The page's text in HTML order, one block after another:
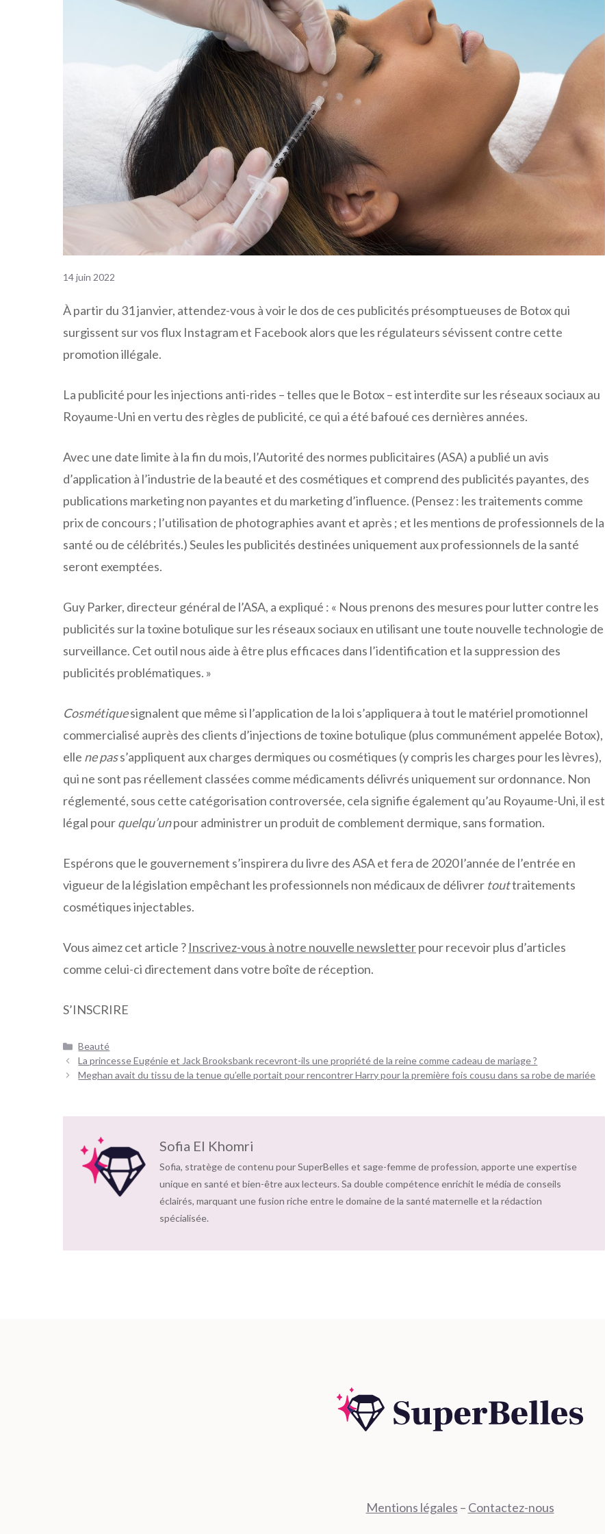
14 juin 2022
À partir du 31 janvier, attendez-vous à voir le dos de ces publicités présomptueuses de Botox qui
surgissent sur vos flux Instagram et Facebook alors que les régulateurs sévissent contre cette
promotion illégale.
La publicité pour les injections anti-rides – telles que le Botox – est interdite sur les réseaux sociaux au
Royaume-Uni en vertu des règles de publicité, ce qui a été bafoué ces dernières années.
Avec une date limite à la fin du mois, l’Autorité des normes publicitaires (ASA) a publié un avis
d’application à l’industrie de la beauté et des cosmétiques et comprend des publicités payantes, des
publications marketing non payantes et du marketing d’influence. (Pensez : les traitements comme
prix de concours ; l’utilisation de photographies avant et après ; et les mentions de professionnels de la
santé ou de célébrités.) Seules les publicités destinées uniquement aux professionnels de la santé
seront exemptées.
Guy Parker, directeur général de l’ASA, a expliqué : « Nous prenons des mesures pour lutter contre les
publicités sur la toxine botulique sur les réseaux sociaux en utilisant une toute nouvelle technologie de
surveillance. Cet outil nous aide à être plus efficaces dans l’identification et la suppression des
publicités problématiques. »
Cosmétiquesignalent que même si l’application de la loi s’appliquera à tout le matériel promotionnel
commercialisé auprès des clients d’injections de toxine botulique (plus communément appelée Botox),
elle ne pass’appliquent aux charges dermiques ou cosmétiques (y compris les charges pour les lèvres),
qui ne sont pas réellement classées comme médicaments délivrés uniquement sur ordonnance. Non
réglementé, sous cette catégorisation controversée, cela signifie également qu’au Royaume-Uni, il est
légal pourquelqu’unpour administrer un produit de comblement dermique, sans formation.
Espérons que le gouvernement s’inspirera du livre des ASA et fera de 2020 l’année de l’entrée en
vigueur de la législation empêchant les professionnels non médicaux de délivrer touttraitements
cosmétiques injectables.
Vous aimez cet article ? Inscrivez-vous à notre nouvelle newsletterpour recevoir plus d’articles
comme celui-ci directement dans votre boîte de réception.
S’INSCRIRE
Catégories
Beauté
Navigation
des
La princesse Eugénie et Jack Brooksbank recevront-ils une propriété de la reine comme cadeau de mariage ?
Meghan avait du tissu de la tenue qu’elle portait pour rencontrer Harry pour la première fois cousu dans sa robe de mariée
Sofia El Khomri
Sofia, stratège de contenu pour SuperBelles et sage-femme de profession, apporte une expertise
unique en santé et bien-être aux lecteurs. Sa double compétence enrichit le média de conseils
éclairés, marquant une fusion riche entre le domaine de la santé maternelle et la rédaction
spécialisée.
Mentions légales – Contactez-nous